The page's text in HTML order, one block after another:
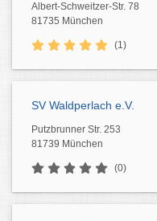
Albert-Schweitzer-Str. 78
81735 München
(1)
SV Waldperlach e.V.
Putzbrunner Str. 253
81739 München
(0)